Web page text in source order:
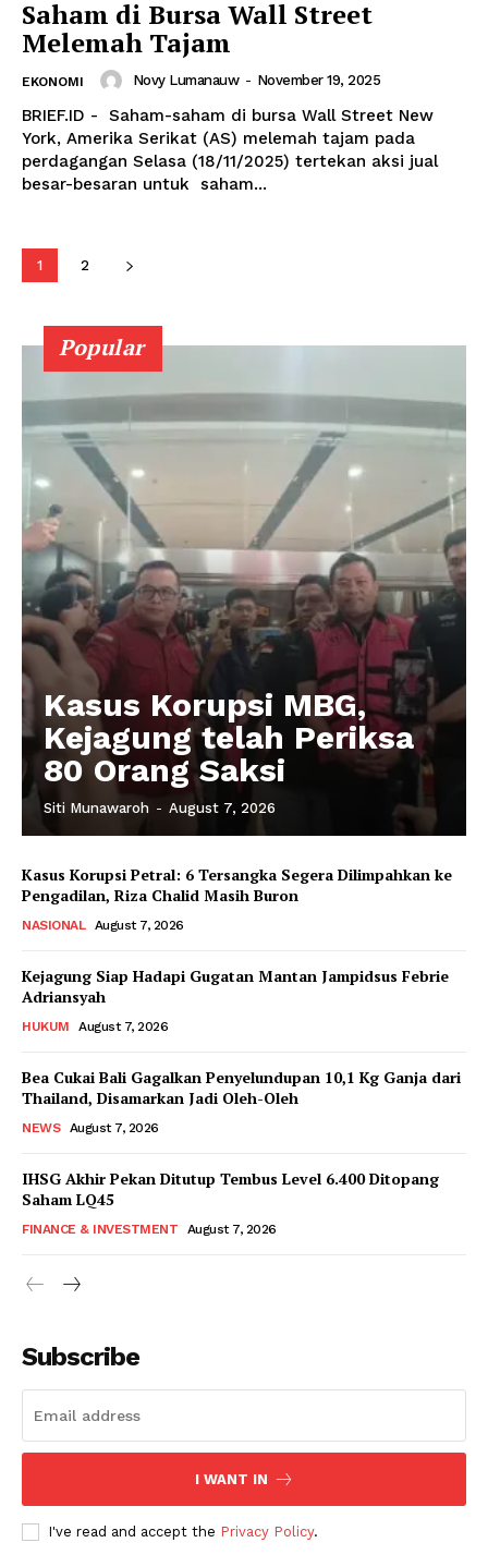
Saham di Bursa Wall Street
Melemah Tajam
EKONOMI Novy Lumanauw - November 19, 2025
BRIEF.ID - Saham-saham di bursa Wall Street New
York, Amerika Serikat (AS) melemah tajam pada
perdagangan Selasa (18/11/2025) tertekan aksi jual
besar-besaran untuk saham...
1 2
Popular
Kasus Korupsi MBG,
Kejagung telah Periksa
80 Orang Saksi
Siti Munawaroh - August 7, 2026
Kasus Korupsi Petral: 6 Tersangka Segera Dilimpahkan ke
Pengadilan, Riza Chalid Masih Buron
NASIONAL August 7, 2026
Kejagung Siap Hadapi Gugatan Mantan Jampidsus Febrie
Adriansyah
HUKUM August 7, 2026
Bea Cukai Bali Gagalkan Penyelundupan 10,1 Kg Ganja dari
Thailand, Disamarkan Jadi Oleh-Oleh
NEWS August 7, 2026
IHSG Akhir Pekan Ditutup Tembus Level 6.400 Ditopang
Saham LQ45
FINANCE & INVESTMENT August 7, 2026
Subscribe
I WANT IN
I've read and accept the Privacy Policy.